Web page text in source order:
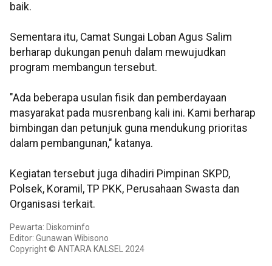
baik.
Sementara itu, Camat Sungai Loban Agus Salim
berharap dukungan penuh dalam mewujudkan
program membangun tersebut.
"Ada beberapa usulan fisik dan pemberdayaan
masyarakat pada musrenbang kali ini. Kami berharap
bimbingan dan petunjuk guna mendukung prioritas
dalam pembangunan," katanya.
Kegiatan tersebut juga dihadiri Pimpinan SKPD,
Polsek, Koramil, TP PKK, Perusahaan Swasta dan
Organisasi terkait.
Pewarta: Diskominfo
Editor: Gunawan Wibisono
Copyright © ANTARA KALSEL 2024